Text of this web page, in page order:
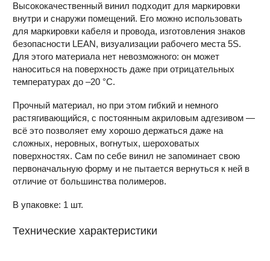
Высококачественный винил подходит для маркировки
внутри и снаружи помещений. Его можно использовать
для маркировки кабеля и провода, изготовления знаков
безопасности LEAN, визуализации рабочего места 5S.
Для этого материала нет невозможного: он может
наноситься на поверхность даже при отрицательных
температурах до –20 °С.
Прочный материал, но при этом гибкий и немного
растягивающийся, с постоянным акриловым адгезивом —
всё это позволяет ему хорошо держаться даже на
сложных, неровных, вогнутых, шероховатых
поверхностях. Сам по себе винил не запоминает свою
первоначальную форму и не пытается вернуться к ней в
отличие от большинства полимеров.
В упаковке: 1 шт.
Технические характеристики